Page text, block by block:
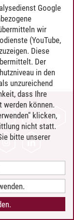
Google
wir
(YouTube,
Diese
Der
in den
unzureichend
dass Ihre
werden können.
klicken,
nicht statt.
bitte unserer